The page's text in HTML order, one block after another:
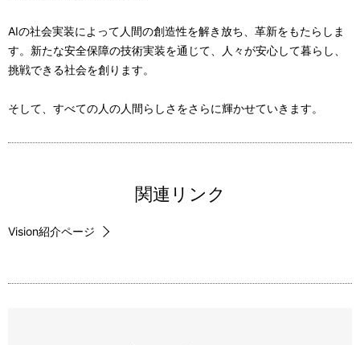
e
o
世界に革新と安心を届ける
Orchestrating a brighter world
NEC
AIの社会実装によって人間の創造性を解き放ち、革新をもたらしま
す。新たな安全保障の技術実装を通じて、人々が安心して暮らし、
挑戦できる社会を創ります。
そして、すべての人の人間らしさをさらに輝かせていきます。
関連リンク
Vision紹介ページ